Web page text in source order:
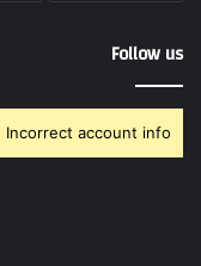
Follow us
account info.